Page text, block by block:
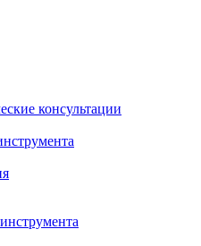
консультации